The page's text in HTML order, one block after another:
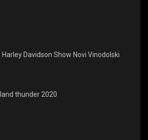
Harley Davidson Show Novi Vinodolski
thunder 2020